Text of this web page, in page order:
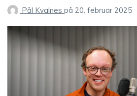
Pål Kvalnes på 20. februar 2025